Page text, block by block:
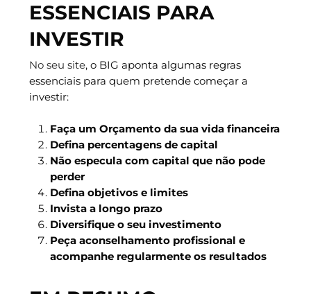
ESSENCIAIS PARA
INVESTIR
No seu site, o BIG aponta algumas regras
essenciais para quem pretende começar a
investir:
Faça um Orçamento da sua vida financeira
Defina percentagens de capital
Não especula com capital que não pode
perder
Defina objetivos e limites
Invista a longo prazo
Diversifique o seu investimento
Peça aconselhamento profissional e
acompanhe regularmente os resultados